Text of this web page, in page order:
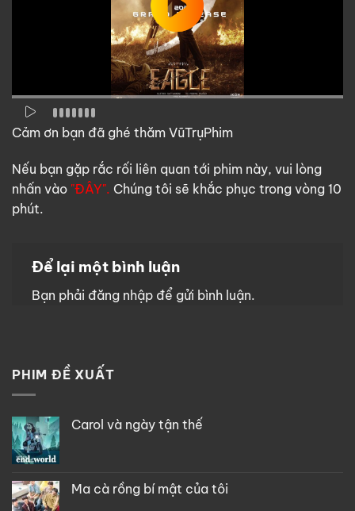
Cảm ơn bạn đã ghé thăm VũTrụPhim
Nếu bạn gặp rắc rối liên quan tới phim này, vui lòng
nhấn vào "ĐÂY". Chúng tôi sẽ khắc phục trong vòng 10
phút.
Để lại một bình luận
Bạn phải đăng nhập để gửi bình luận.
PHIM ĐỀ XUẤT
Carol và ngày tận thế
Ma cà rồng bí mật của tôi